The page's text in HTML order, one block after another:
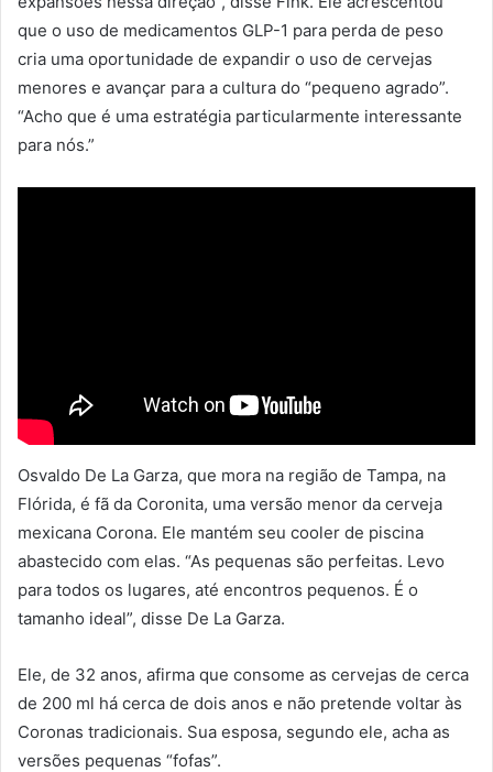
que o uso de medicamentos GLP-1 para perda de peso
cria uma oportunidade de expandir o uso de cervejas
menores e avançar para a cultura do “pequeno agrado”.
“Acho que é uma estratégia particularmente interessante
para nós.”
Osvaldo De La Garza, que mora na região de Tampa, na
Flórida, é fã da Coronita, uma versão menor da cerveja
mexicana Corona. Ele mantém seu cooler de piscina
abastecido com elas. “As pequenas são perfeitas. Levo
para todos os lugares, até encontros pequenos. É o
tamanho ideal”, disse De La Garza.
Ele, de 32 anos, afirma que consome as cervejas de cerca
de 200 ml há cerca de dois anos e não pretende voltar às
Coronas tradicionais. Sua esposa, segundo ele, acha as
versões pequenas “fofas”.